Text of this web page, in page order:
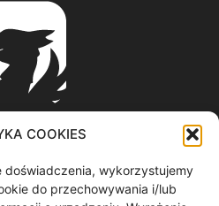
COOKIES
wykorzystujemy
do przechowywania i/lub
US